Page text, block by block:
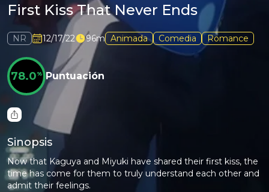
First Kiss That Never Ends
NR 12/17/22 96m Animada Comedia Romance
78.0% Puntuación
Sinopsis
Now that Kaguya and Miyuki have shared their first kiss, the
time has come for them to truly understand each other and
admit their feelings.